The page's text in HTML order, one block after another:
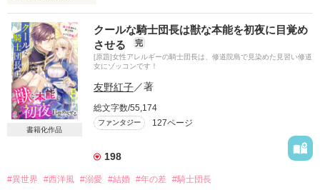
とある世界にある小国・バルドーの第三皇女・アンジェリーク
は、
世界で一番繁栄している大国・ドラークの王宮で行われる、
王子の妃候補が集まる宴に、
高熱で動けない姉に成りすまして出席せよと命じられた。
母であるバルドー国女帝の命とあれば断ることもできず、
アンジェリークはドラーク王国へ渋々行ったものの、
宴には５分足らず出ただけで腰が引けてしまい、呆気なく退
却。
ワクワクしながら繰り出した。
逞しく威厳あるハンサムな男に助けてもらった。
書籍化作品
クールな騎士団長は獣な本能を初夜に目覚め
させる
完
[原題]女性アレルギーの騎士団長は、修道院島で見染めた見習い修道
女にゾッコンです！
友野紅子／著
総文字数/55,174
ファンタジー 127ページ
198
#異世界 #西洋風 #溺愛 #結婚 #年の差 #騎士団長